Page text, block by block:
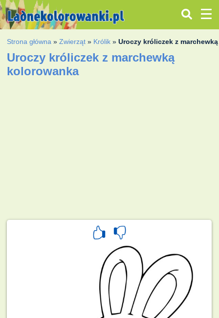
Strona główna »Zwierząt » Królik »Uroczy króliczek z marchewką
Uroczy króliczek z marchewką
kolorowanka